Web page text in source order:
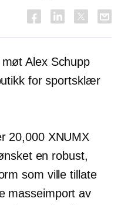
Alex Schupp
for sportsklær
20,000 XNUMX
en robust,
som ville tillate
masseimport av